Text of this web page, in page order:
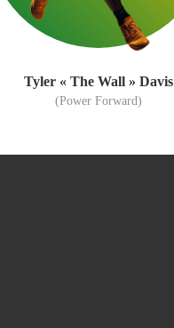
Tyler « The Wall » Davis
(Power Forward)